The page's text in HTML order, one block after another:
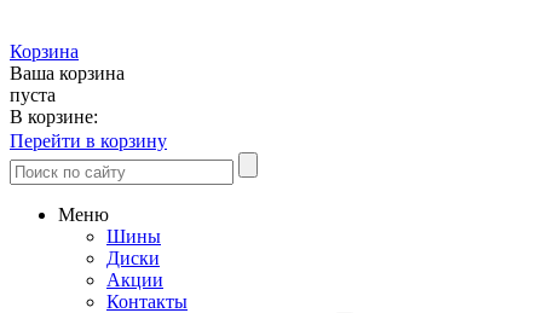
Корзина
Ваша корзина
пуста
В корзине:
Перейти в корзину
Меню
Шины
Диски
Акции
Контакты